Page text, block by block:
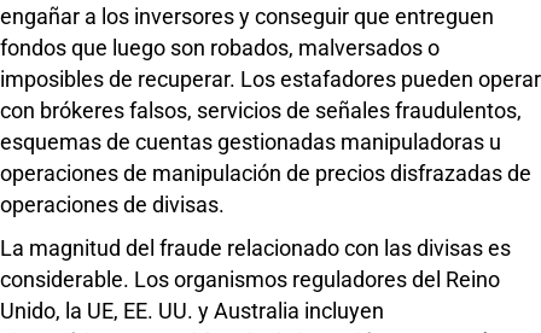
engañar a los inversores y conseguir que entreguen
fondos que luego son robados, malversados ​​o
imposibles de recuperar. Los estafadores pueden operar
con brókeres falsos, servicios de señales fraudulentos,
esquemas de cuentas gestionadas manipuladoras u
operaciones de manipulación de precios disfrazadas de
operaciones de divisas.
La magnitud del fraude relacionado con las divisas es
considerable. Los organismos reguladores del Reino
Unido, la UE, EE. UU. y Australia incluyen